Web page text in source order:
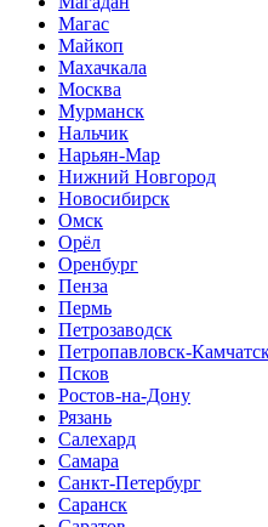
Магас
Майкоп
Махачкала
Москва
Мурманск
Нальчик
Нарьян-Мар
Нижний Новгород
Новосибирск
Омск
Орёл
Оренбург
Пенза
Пермь
Петрозаводск
Петропавловск-
Псков
Ростов-на-Дону
Рязань
Салехард
Самара
Санкт-Петербург
Саранск